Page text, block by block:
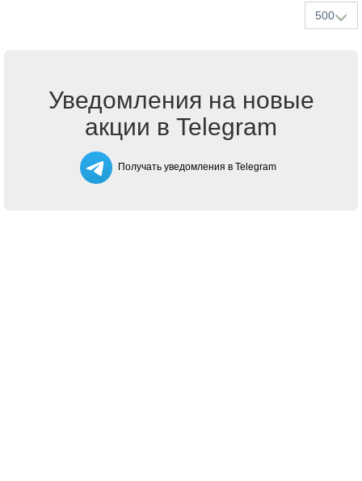
500
Уведомления на новые
акции в Telegram
Получать уведомления в Telegram